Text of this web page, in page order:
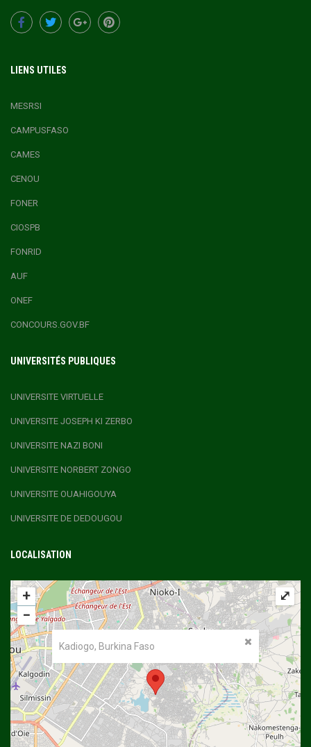
LIENS UTILES
MESRSI
CAMPUSFASO
CAMES
CENOU
FONER
CIOSPB
FONRID
AUF
ONEF
CONCOURS.GOV.BF
UNIVERSITÉS PUBLIQUES
UNIVERSITE VIRTUELLE
UNIVERSITE JOSEPH KI ZERBO
UNIVERSITE NAZI BONI
UNIVERSITE NORBERT ZONGO
UNIVERSITE OUAHIGOUYA
UNIVERSITE DE DEDOUGOU
LOCALISATION
Kadiogo, Burkina Faso
+
−
⤢